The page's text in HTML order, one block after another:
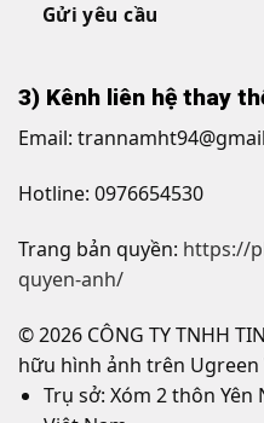
Gửi yêu cầu
3) Kênh liên hệ thay
Email:
Hotline: 0976654530
Trang bản quyền: https://
quyen-anh/
©2026 CÔNG TY TNHH
hữu hình ảnh trên Ugreen
Trụ sở: Xóm 2 thôn Yên